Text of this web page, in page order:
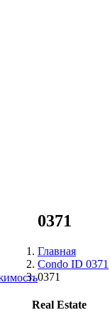
0371
Главная
Condo ID 0371
0371
Real Estate